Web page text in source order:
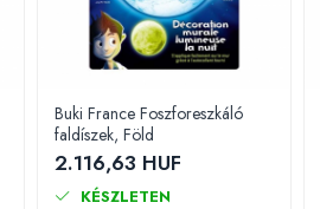
Buki France Foszforeszkáló
faldíszek, Föld
2.116,63 HUF
KÉSZLETEN